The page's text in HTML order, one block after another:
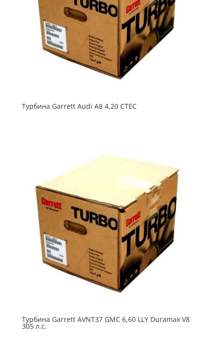
Турбина Garrett Audi A8 4,20 CTEC
Турбина Garrett AVNT37 GMC 6,60 LLY Duramax V8
305 л.с.